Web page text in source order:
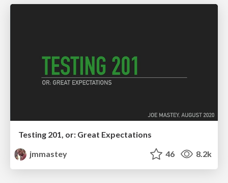
Testing 201, or: Great Expectations
jmmastey
46 8.2k